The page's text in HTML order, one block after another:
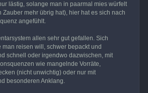
lästig, solange man in paarmal mies würfelt
mehr übrig hat), hier hat es sich nach
angefühlt.
allen sehr gut gefallen. Sich
reisen will, schwer bepackt und
schnell oder irgendwo dazwischen, mit
wie mangelnde Vorräte,
(nicht unwichtig) oder nur mit
besonderen Anklang.